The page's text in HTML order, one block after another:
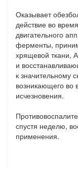
Оказывает
действие во
двигательного
ферменты,
хрящевой ткани,
и
к значительному
возникающего во
исчезновения.
спустя неделю,
применения.